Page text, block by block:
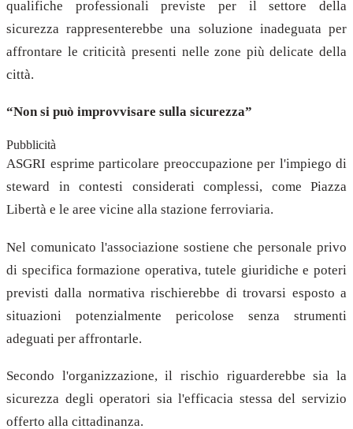
qualifiche professionali previste per il settore della
sicurezza rappresenterebbe una soluzione inadeguata per
affrontare le criticità presenti nelle zone più delicate della
città.
“Non si può improvvisare sulla sicurezza”
Pubblicità
ASGRI esprime particolare preoccupazione per l'impiego di
steward in contesti considerati complessi, come Piazza
Libertà e le aree vicine alla stazione ferroviaria.
Nel comunicato l'associazione sostiene che personale privo
di specifica formazione operativa, tutele giuridiche e poteri
previsti dalla normativa rischierebbe di trovarsi esposto a
situazioni potenzialmente pericolose senza strumenti
adeguati per affrontarle.
Secondo l'organizzazione, il rischio riguarderebbe sia la
sicurezza degli operatori sia l'efficacia stessa del servizio
offerto alla cittadinanza.